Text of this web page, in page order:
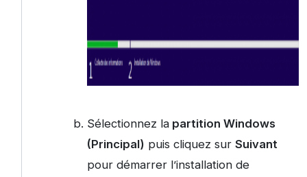
Sélectionnez lapartition Windows
(Principal) puis cliquez sur Suivant
pour démarrer l’installation de